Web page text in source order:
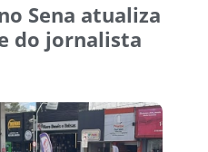
Sena atualiza
do jornalista